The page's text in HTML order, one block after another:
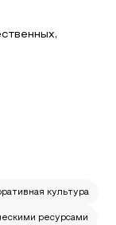
культура
ресурсами